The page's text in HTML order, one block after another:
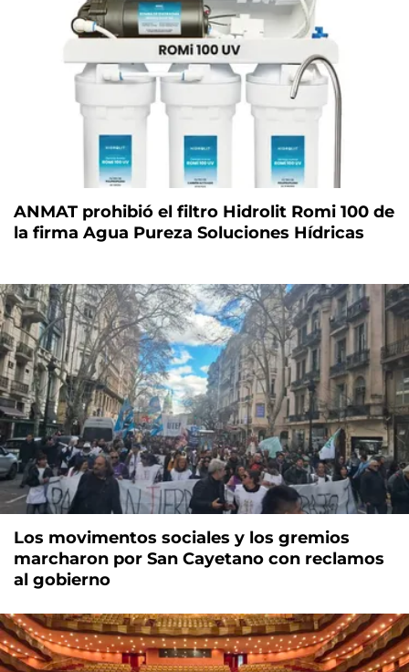
ANMAT prohibió el filtro Hidrolit Romi 100 de
la firma Agua Pureza Soluciones Hídricas
Los movimentos sociales y los gremios
marcharon por San Cayetano con reclamos
al gobierno